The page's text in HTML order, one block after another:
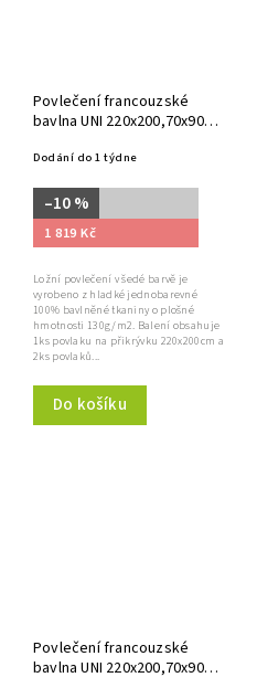
Povlečení francouzské
bavlna UNI 220x200,70x90
Dodání do 1 týdne
–10 %
1 819 Kč
Do košíku
Ložní povlečení v šedé barvě je
vyrobeno z hladké jednobarevné
100% bavlněné tkaniny o plošné
hmotnosti 130g/m2. Balení obsahuje
1ks povlaku na přikrývku 220x200cm a
2ks povlaků...
Povlečení francouzské
bavlna UNI 220x200,70x90